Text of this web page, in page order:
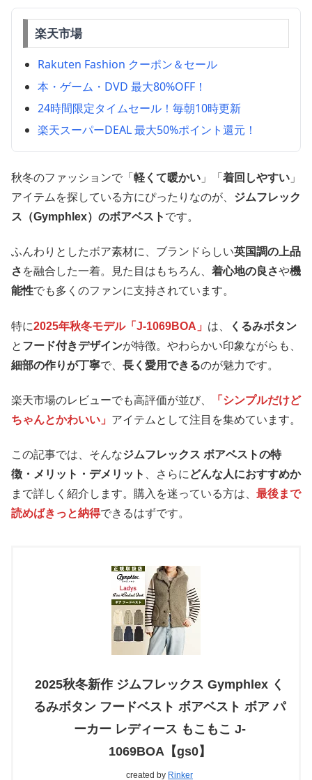
楽天市場
Rakuten Fashion クーポン＆セール
本・ゲーム・DVD 最大80%OFF！
24時間限定タイムセール！毎朝10時更新
楽天スーパーDEAL 最大50%ポイント還元！
秋冬のファッションで「 軽くて暖かい 」「 着回しやすい 」
アイテムを探している方にぴったりなのが、 ジムフレック
ス（Gymphlex）のボアベスト です。
ふんわりとしたボア素材に、ブランドらしい英国調の上品
さ を融合した一着。見た目はもちろん、 着心地の良さや機
能性でも多くのファンに支持されています。
特に2025年秋冬モデル「J-1069BOA」 は、
くるみボタン
と フード付きデザインが特徴。やわらかい印象ながらも、
細部の作りが丁寧で、 長く愛用できるのが魅力です。
楽天市場のレビューでも高評価が並び、
「シンプルだけど
ちゃんとかわいい」 アイテムとして注目を集めています。
この記事では、そんなジムフレックス ボアベストの特
徴・メリット・デメリット 、さらにどんな人におすすめか
まで詳しく紹介します。購入を迷っている方は、 最後まで
読めばきっと納得できるはずです。
2025秋冬新作 ジムフレックス Gymphlex く
るみボタン フードベスト ボアベスト ボア パ
ーカー レディース もこもこ J-
1069BOA【gs0】
created by Rinker